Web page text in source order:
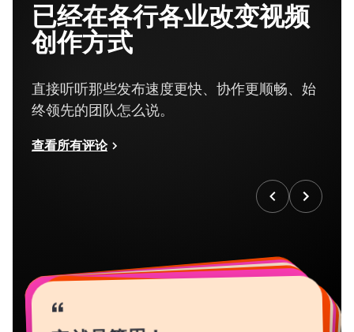
已经在各行各业改变视频
创作方式
直接听听那些发布速度更快、协作更顺畅、始
终领先的团队怎么说。
查看所有评论
“
“
“
“
“
“
“